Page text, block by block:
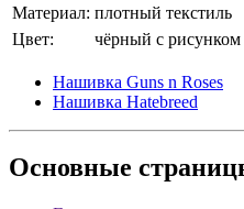
Материал: плотный текстиль
Цвет:
чёрный с рисунком
Нашивка Guns n Roses
Нашивка Hatebreed
Основные